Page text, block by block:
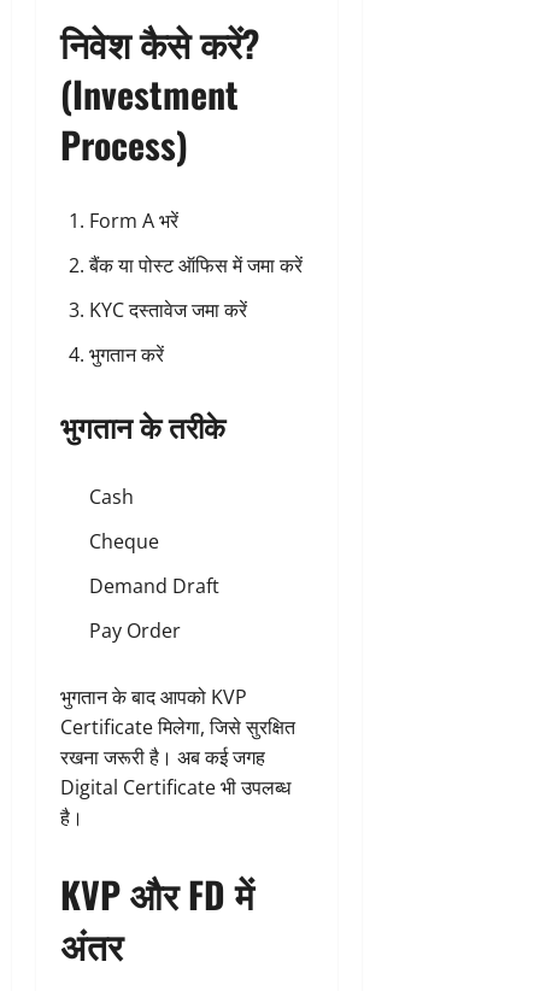
निवेश कैसे करें?
(Investment
Process)
Form A भरें
बैंक या पोस्ट ऑफिस में जमा करें
KYC दस्तावेज जमा करें
भुगतान करें
भुगतान के तरीके
Cash
Cheque
Demand Draft
Pay Order
भुगतान के बाद आपको KVP
Certificate मिलेगा, जिसे सुरक्षित
रखना जरूरी है। अब कई जगह
Digital Certificate भी उपलब्ध
है।
KVP और FD में
अंतर